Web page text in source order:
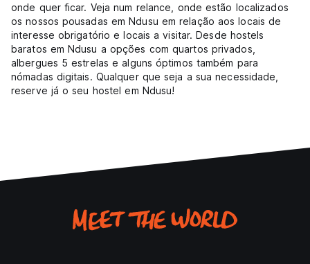
onde quer ficar. Veja num relance, onde estão localizados
os nossos pousadas em Ndusu em relação aos locais de
interesse obrigatório e locais a visitar. Desde hostels
baratos em Ndusu a opções com quartos privados,
albergues 5 estrelas e alguns óptimos também para
nómadas digitais. Qualquer que seja a sua necessidade,
reserve já o seu hostel em Ndusu!